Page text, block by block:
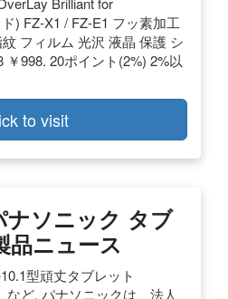
) FZ-X1 / FZ-E1 フッ素加工
フィルム 光沢 液晶 保護 シ
￥998. 20ポイント(2%) 2%以
to visit
ソニック タブ
品ニュース
型頑丈タブレット
など. パナソニックは、法人